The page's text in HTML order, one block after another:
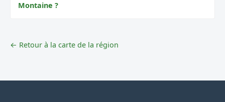
Montaine ?
← Retour à la carte de la région